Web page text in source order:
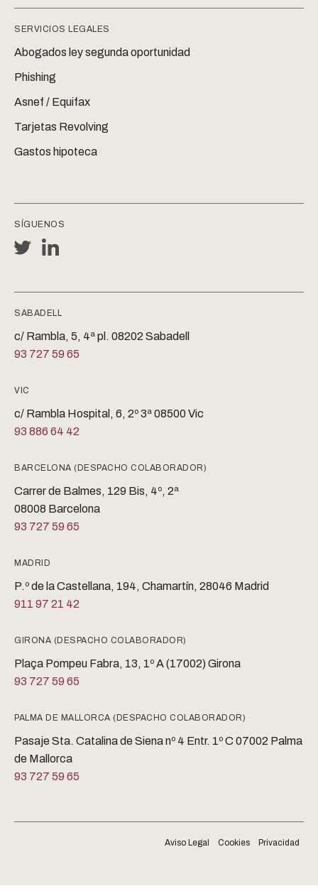
SERVICIOS LEGALES
Abogados ley segunda oportunidad
Phishing
Asnef / Equifax
Tarjetas Revolving
Gastos hipoteca
SÍGUENOS
SABADELL
c/ Rambla, 5, 4ª pl. 08202 Sabadell
93 727 59 65
VIC
c/ Rambla Hospital, 6, 2º 3ª 08500 Vic
93 886 64 42
BARCELONA (DESPACHO COLABORADOR)
Carrer de Balmes, 129 Bis, 4º, 2ª
08008 Barcelona
93 727 59 65
MADRID
P.º de la Castellana, 194, Chamartín, 28046 Madrid
911 97 21 42
GIRONA (DESPACHO COLABORADOR)
Plaça Pompeu Fabra, 13, 1º A (17002) Girona
93 727 59 65
PALMA DE MALLORCA (DESPACHO COLABORADOR)
Pasaje Sta. Catalina de Siena nº 4 Entr. 1º C 07002 Palma
de Mallorca
93 727 59 65
Aviso Legal Cookies Privacidad